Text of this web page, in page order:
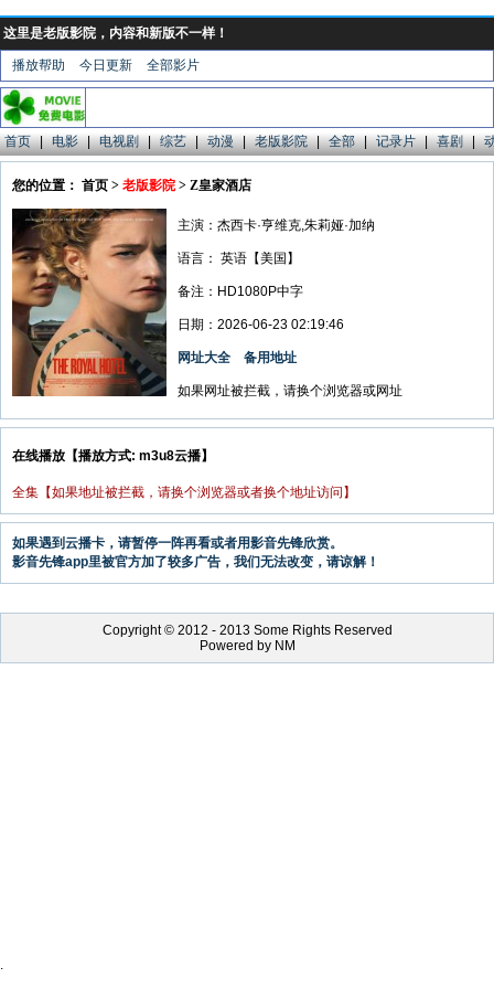
这里是老版影院，内容和新版不一样！
播放帮助 今日更新 全部影片
首页 | 电影 | 电视剧 | 综艺 | 动漫 | 老版影院 | 全部 | 记录片 | 喜剧 |
您的位置： 首页 > 老版影院 > Z皇家酒店
主演：杰西卡·亨维克,朱莉娅·加纳
语言： 英语【美国】
备注：HD1080P中字
日期：2026-06-23 02:19:46
网址大全 备用地址
如果网址被拦截，请换个浏览器或网址
在线播放【播放方式: m3u8云播】
全集【如果地址被拦截，请换个浏览器或者换个地址访问】
如果遇到云播卡，请暂停一阵再看或者用影音先锋欣赏。
影音先锋app里被官方加了较多广告，我们无法改变，请谅解！
Copyright © 2012 - 2013 Some Rights Reserved
Powered by NM
.